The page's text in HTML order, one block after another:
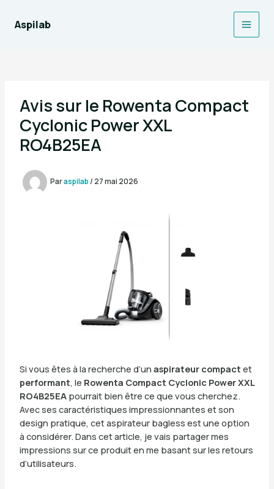
contenu
Aspilab
Main
Avis sur le Rowenta Compact
Cyclonic Power XXL
RO4B25EA
Paraspilab/ 27 mai 2026
Si vous êtes à la recherche d’un aspirateur compact et
performant, le Rowenta Compact Cyclonic Power XXL
RO4B25EApourrait bien être ce que vous cherchez.
Avec ses caractéristiques impressionnantes et son
design pratique, cet aspirateur bagless est une option
à considérer. Dans cet article, je vais partager mes
impressions sur ce produit en me basant sur les retours
d’utilisateurs.